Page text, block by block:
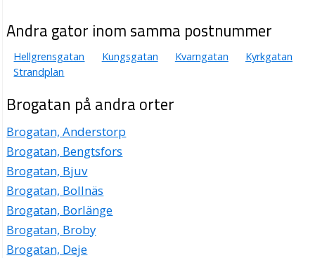
Andra gator inom samma postnummer
Hellgrensgatan Kungsgatan Kvarngatan
Kyrkgatan
Strandplan
Brogatan på andra orter
Brogatan, Anderstorp
Brogatan, Bengtsfors
Brogatan, Bjuv
Brogatan, Bollnäs
Brogatan, Borlänge
Brogatan, Broby
Brogatan, Deje